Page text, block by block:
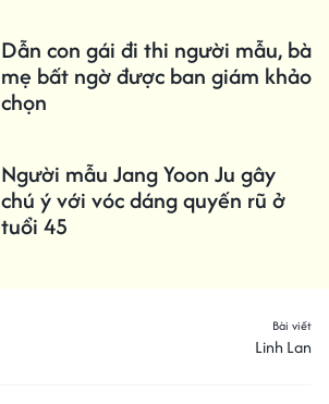
Dẫn con gái đi thi người mẫu, bà
mẹ bất ngờ được ban giám khảo
chọn
Người mẫu Jang Yoon Ju gây
chú ý với vóc dáng quyến rũ ở
tuổi 45
Bài viết
Linh Lan